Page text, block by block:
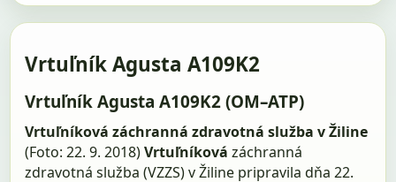
Vrtuľník Agusta A109K2
Vrtuľník Agusta A109K2 (OM–ATP)
Vrtuľníková záchranná zdravotná služba v Žiline
(Foto: 22. 9. 2018)Vrtuľníková záchranná
zdravotná služba (VZZS) v Žiline pripravila dňa 22.